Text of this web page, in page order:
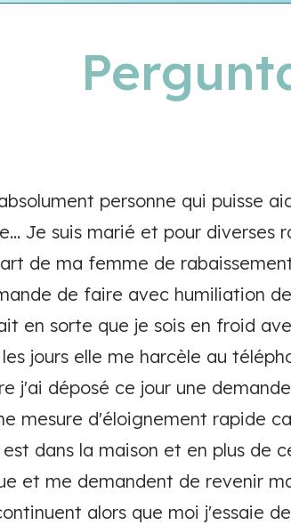
personne qui puisse
Je suis marié et pour diverses
de ma femme de
de faire avec humiliation
en sorte que je sois en froid
jours elle me harcèle au
j'ai déposé ce jour une
mesure d'éloignement rapide
dans la maison et en plus de
et me demandent de revenir
alors que moi j'essaie